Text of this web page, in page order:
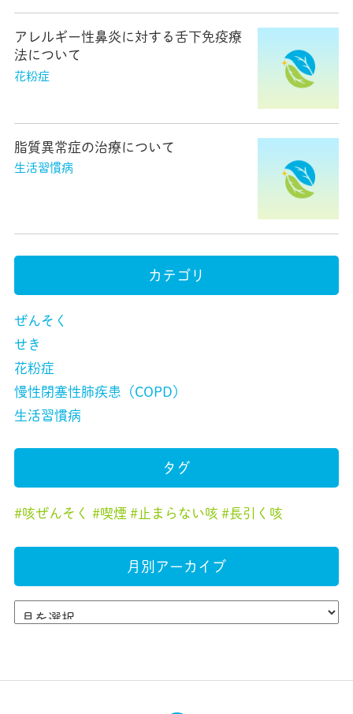
アレルギー性鼻炎に対する舌下免疫療
法について
花粉症
脂質異常症の治療について
生活習慣病
カテゴリ
ぜんそく
せき
花粉症
慢性閉塞性肺疾患（COPD）
生活習慣病
タグ
咳ぜんそく 喫煙 止まらない咳 長引く咳
月別アーカイブ